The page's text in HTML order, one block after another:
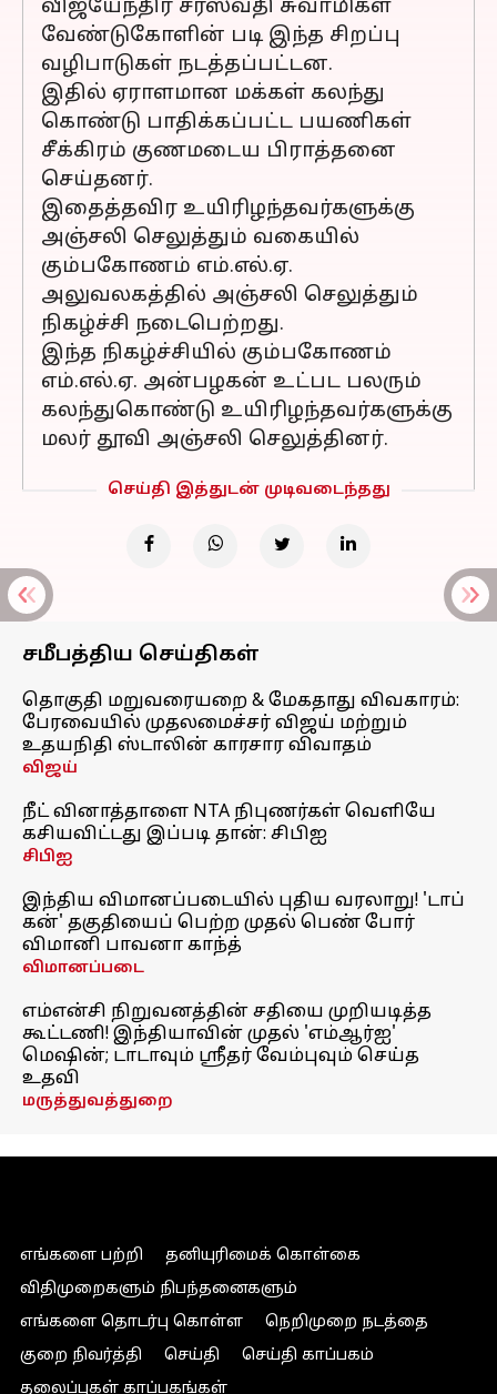
விஜயேந்திர சரஸ்வதி சுவாமிகள்
வேண்டுகோளின் படி இந்த சிறப்பு
வழிபாடுகள் நடத்தப்பட்டன.
இதில் ஏராளமான மக்கள் கலந்து
கொண்டு பாதிக்கப்பட்ட பயணிகள்
சீக்கிரம் குணமடைய பிராத்தனை
செய்தனர்.
இதைத்தவிர உயிரிழந்தவர்களுக்கு
அஞ்சலி செலுத்தும் வகையில்
கும்பகோணம் எம்.எல்.ஏ.
அலுவலகத்தில் அஞ்சலி செலுத்தும்
நிகழ்ச்சி நடைபெற்றது.
இந்த நிகழ்ச்சியில் கும்பகோணம்
எம்.எல்.ஏ. அன்பழகன் உட்பட பலரும்
கலந்துகொண்டு உயிரிழந்தவர்களுக்கு
மலர் தூவி அஞ்சலி செலுத்தினர்.
செய்தி இத்துடன் முடிவடைந்தது
சமீபத்திய செய்திகள்
தொகுதி மறுவரையறை & மேகதாது விவகாரம்:
பேரவையில் முதலமைச்சர் விஜய் மற்றும்
உதயநிதி ஸ்டாலின் காரசார விவாதம்
விஜய்
நீட் வினாத்தாளை NTA நிபுணர்கள் வெளியே
கசியவிட்டது இப்படி தான்: சிபிஐ
சிபிஐ
இந்திய விமானப்படையில் புதிய வரலாறு! 'டாப்
கன்' தகுதியைப் பெற்ற முதல் பெண் போர்
விமானி பாவனா காந்த்
விமானப்படை
எம்என்சி நிறுவனத்தின் சதியை முறியடித்த
கூட்டணி! இந்தியாவின் முதல் 'எம்ஆர்ஐ'
மெஷின்; டாடாவும் ஸ்ரீதர் வேம்புவும் செய்த
உதவி
மருத்துவத்துறை
எங்களை பற்றி
தனியுரிமைக் கொள்கை
விதிமுறைகளும் நிபந்தனைகளும்
எங்களை தொடர்பு கொள்ள
நெறிமுறை நடத்தை
குறை நிவர்த்தி
செய்தி
செய்தி காப்பகம்
தலைப்புகள் காப்பகங்கள்